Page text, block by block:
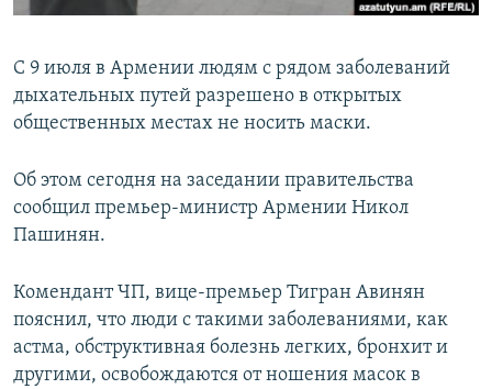
С 9 июля в Армении людям с рядом заболеваний
дыхательных путей разрешено в открытых
общественных местах не носить маски.
Об этом сегодня на заседании правительства
сообщил премьер-министр Армении Никол
Пашинян.
Комендант ЧП, вице-премьер Тигран Авинян
пояснил, что люди с такими заболеваниями, как
астма, обструктивная болезнь легких, бронхит и
другими, освобождаются от ношения масок в